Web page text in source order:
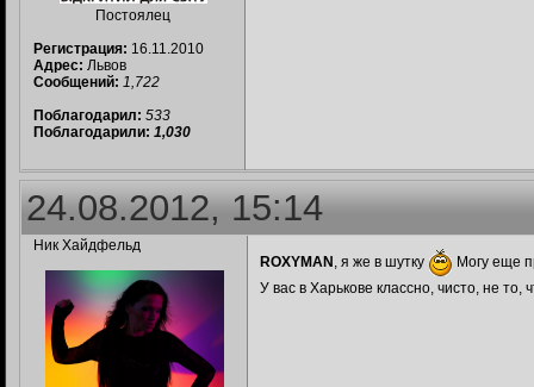
Постоялец
Регистрация: 16.11.2010
Адрес: Львов
Сообщений: 1,722
Поблагодарил: 533
Поблагодарили: 1,030
24.08.2012, 15:14
Ник Хайдфельд
ROXYMAN , я же в шутку
Могу еще
У вас в Харькове классно, чисто, не то,